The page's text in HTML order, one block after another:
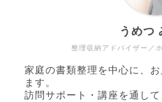
整理収納アドバイザー／
うめつ
家庭の書類整理を中心に、
ます。
訪問サポート・講座を通し